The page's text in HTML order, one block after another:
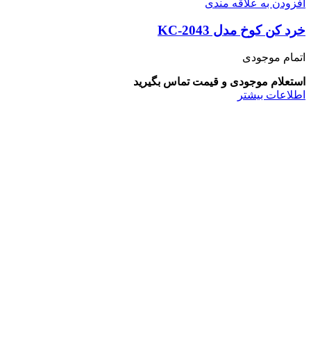
افزودن به علاقه مندی
خرد کن کوخ مدل KC-2043
اتمام موجودی
استعلام موجودی و قیمت تماس بگیرید
اطلاعات بیشتر